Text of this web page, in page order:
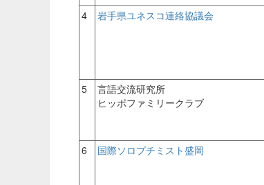
4 岩手県ユネスコ連絡協議会
5
言語交流研究所
ヒッポファミリークラブ
6
国際ソロプチミスト盛岡